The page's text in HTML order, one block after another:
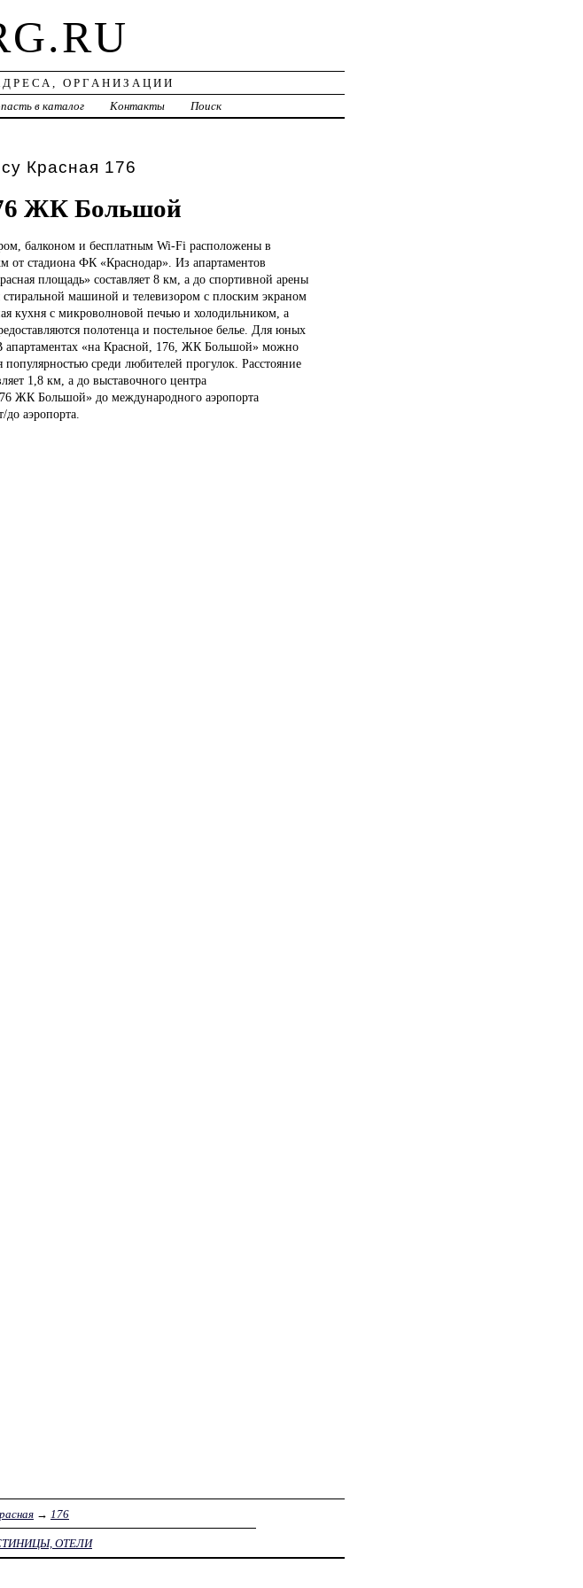
ОРГАНИЗАЦИИ
в каталог Контакты Поиск
Красная 176
ЖК Большой
балконом и бесплатным Wi-Fi расположены в
стадиона ФК «Краснодар». Из апартаментов
площадь» составляет 8 км, а до спортивной арены
машиной и телевизором с плоским экраном
кухня с микроволновой печью и холодильником, а
полотенца и постельное белье. Для юных
В апартаментах «на Красной, 176, ЖК Большой» можно
среди любителей прогулок. Расстояние
1,8 км, а до выставочного центра
ЖК Большой» до международного аэропорта
аэропорта.
→ 176
ОТЕЛИ